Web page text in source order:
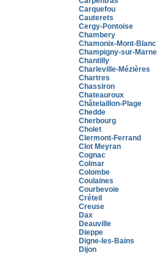
Carquefou
Cauterets
Cergy-Pontoise
Chambery
Chamonix-Mont-Blanc
Champigny-sur-Marne
Chantilly
Charleville-Mézières
Chartres
Chassiron
Chateauroux
Châtelaillon-Plage
Chedde
Cherbourg
Cholet
Clermont-Ferrand
Clot Meyran
Cognac
Colmar
Colombe
Coulaines
Courbevoie
Créteil
Creuse
Dax
Deauville
Dieppe
Digne-les-Bains
Dijon